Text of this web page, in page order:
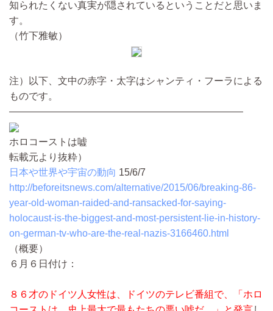
知られたくない真実が隠されているということだと思いま
す。
（竹下雅敏）
注）以下、文中の赤字・太字はシャンティ・フーラによる
ものです。
――――――――――――――――――――――――
ホロコーストは嘘
転載元より抜粋）
日本や世界や宇宙の動向 15/6/7
http://beforeitsnews.com/alternative/2015/06/breaking-86-
year-old-woman-raided-and-ransacked-for-saying-
holocaust-is-the-biggest-and-most-persistent-lie-in-history-
on-german-tv-who-are-the-real-nazis-3166460.html
（概要）
６月６日付け：
８６才のドイツ人女性は、ドイツのテレビ番組で、「ホロ